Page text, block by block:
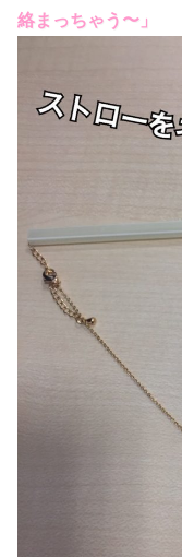
絡まっちゃう〜」